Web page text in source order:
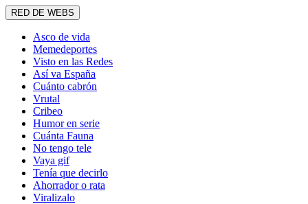
RED DE WEBS
Asco de vida
Memedeportes
Visto en las Redes
Así va España
Cuánto cabrón
Vrutal
Cribeo
Humor en serie
Cuánta Fauna
No tengo tele
Vaya gif
Tenía que decirlo
Ahorrador o rata
Viralizalo